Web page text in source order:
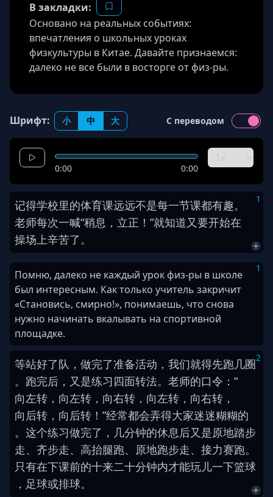
В закладки:
Основано на реальных событиях:
впечатления о школьных уроках
физкультуры в Китае. Давайте признаемся:
далеко не все были в восторге от физ-ры.
Шрифт: 小 中 大 С переводом
0:00 0:00
1
记得学校里的体育课远远不是每一节课都有趣。
老师每次一喊“稍息 ， 立正 ！ ”就知道又要开始在
操场上辛苦了。
1
Помню, далеко не каждый урок физ-ры в школе
был интересным. Как только учитель закричит
«Становись, смирно!», понимаешь, что снова
нужно начинать вкалывать на спортивной
площадке.
2
等站好了队 ， 做完了准备活动 ， 我们就得先跑几圈
。 跑完后 ， 又是练习四面转法。 老师的口令 ： “
向左转 ， 向左转 ， 向右转 ， 向左转 ， 向右转 ，
向后转 ， 向后转 ！ ”经常都会弄得大家迷迷糊糊的
。 这个练习做完了 ， 几分钟的休息后又是原地踏步
走、 齐步走、 高抬腿跑、 原地跑步走、 接力赛跑。
只有在下课前的十来二十分钟内才能玩儿一下篮球
， 足球或排球。